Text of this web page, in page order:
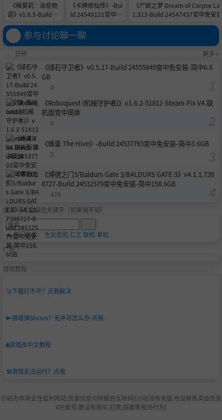
《梅莫莉：治愈物
语》v1.0.3-Build 24
简中607.5MB
《卡牌修仙传》-Bui
ld 24549121官中免
《尸姬之梦 Dream of Corpse
1.313-Build 24547437官中免安
参与讨论聊一聊
日榜 更多 »
《绿石守卫者》v0.5.17-Build 24555849官中免安装-简中6.6
GB
0
《Roboquest (机械守护者)》v1.6.2-51812-Steam-Fix V4.联
机版官中简体
6
《蜂巢 The Hive》-Build 24537793官中免安装-简中3.6GB
2
《博德之门3/Baldurs Gate 3/BALDURS GATE 3》v4.1.1.739
8727-Build 24532579官中免安装-简中158.6GB
478
搜索-请尽量缩短关键字（如果搜不到）
🔥 热门搜索： 生化危机仁王 联机单机
广告
游戏教程
🚀下载打不开？点我解决
🔑游戏弹Steam？无许可怎么办-点我
🌐游戏改中文教程
🛠️游戏无法运行？点我
小站为非商业性盈利网站,资源信息均转载自互联网|[小站没有充值.也没有售卖会员及
VIP账号.更没有购买,打赏,捐赠等相关行为]